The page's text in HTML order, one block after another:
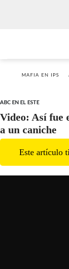
MAFIA EN IPS
ABC EN EL ESTE
Video: Así fue
a un caniche
Este artículo